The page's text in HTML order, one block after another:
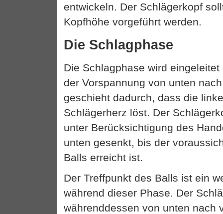
entwickeln. Der Schlägerkopf
Kopfhöhe vorgeführt werden.
Die Schlagphase
Die Schlagphase wird
der Vorspannung von unten
geschieht dadurch, dass die
Schlägerherz löst. Der
unter Berücksichtigung des
unten gesenkt, bis der
Balls erreicht ist.
Der Treffpunkt des Balls ist ein
während dieser Phase. Der
währenddessen von unten nach